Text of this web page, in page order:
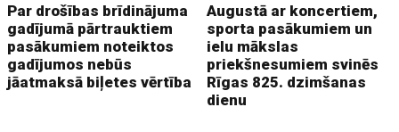
Par drošības brīdinājuma
gadījumā pārtrauktiem
pasākumiem noteiktos
gadījumos nebūs
jāatmaksā biļetes vērtība
Augustā ar koncertiem,
sporta pasākumiem un
ielu mākslas
priekšnesumiem svinēs
Rīgas 825. dzimšanas
dienu